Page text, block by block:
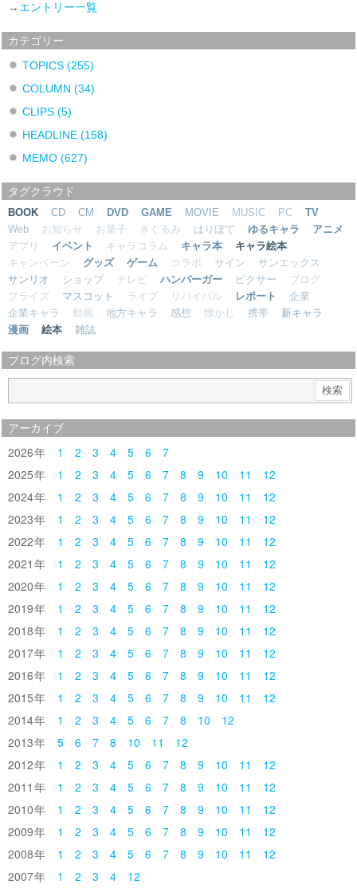
→ エントリー一覧
カテゴリー
TOPICS (255)
COLUMN (34)
CLIPS (5)
HEADLINE (158)
MEMO (627)
タグクラウド
BOOK CD CM DVD GAME MOVIE MUSIC PC
TV
Web
お知らせ お菓子 きぐるみ はりぼて ゆるキャラ
アニメ
アプリ
イベント キャラコラム キャラ本
キャラ絵本
キャンペーン
グッズ ゲーム コラボ サイン
サンエックス
サンリオ
ショップ テレビ ハンバーガー ピクサー
ブログ
プライズ
マスコット ライブ リバイバル レポート
企業
企業キャラ
動画 地方キャラ 感想 懐かし 携帯
新キャラ
漫画
絵本 雑誌
ブログ内検索
アーカイブ
2026 1 2 3 4 5 6
7
2025
1 2 3 4 5 6 7 8 9 10 11
12
2024
1 2 3 4 5 6 7 8 9 10 11
12
2023
1 2 3 4 5 6 7 8 9 10 11
12
2022
1 2 3 4 5 6 7 8 9 10 11
12
2021
1 2 3 4 5 6 7 8 9 10 11
12
2020
1 2 3 4 5 6 7 8 9 10 11
12
2019
1 2 3 4 5 6 7 8 9 10 11
12
2018
1 2 3 4 5 6 7 8 9 10 11
12
2017
1 2 3 4 5 6 7 8 9 10 11
12
2016
1 2 3 4 5 6 7 8 9 10 11
12
2015
1 2 3 4 5 6 7 8 9 10 11
12
2014
1 2 3 4 5 6 7 8 10
12
2013
5 6 7 8 10 11
12
2012
1 2 3 4 5 6 7 8 9 10 11
12
2011
1 2 3 4 5 6 7 8 9 10 11
12
2010
1 2 3 4 5 6 7 8 9 10 11
12
2009
1 2 3 4 5 6 7 8 9 10 11
12
2008
1 2 3 4 5 6 7 8 9 10 11
12
2007
1 2 3 4 12